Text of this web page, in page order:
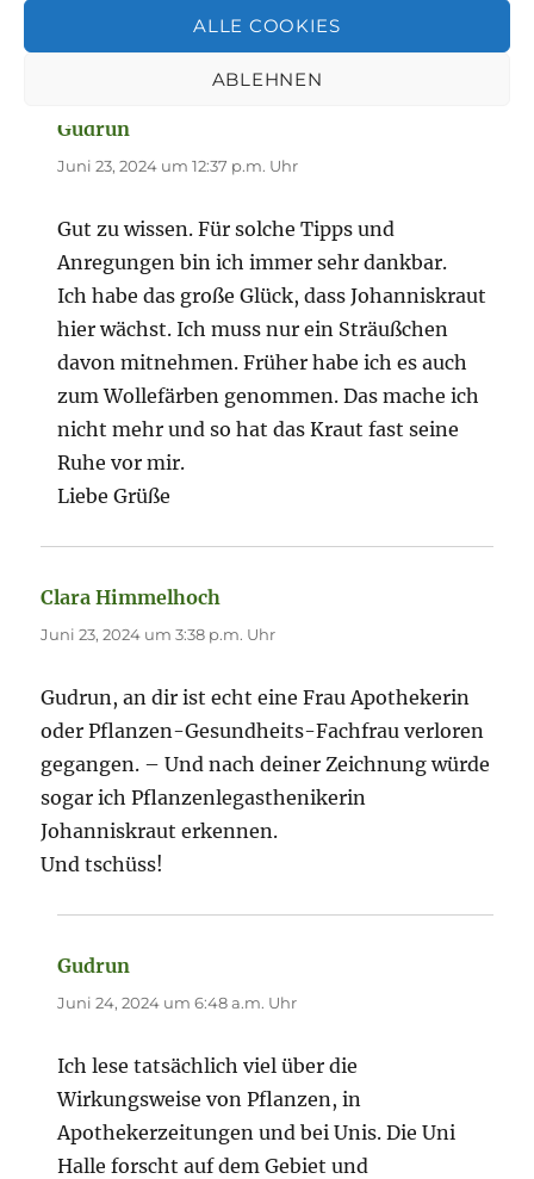
ALLE COOKIES
ABLEHNEN
mal so als Anregung. Alles Liebe
Gudrun
Juni 23, 2024 um 12:37 p.m. Uhr
Gut zu wissen. Für solche Tipps und
Anregungen bin ich immer sehr dankbar.
Ich habe das große Glück, dass Johanniskraut
hier wächst. Ich muss nur ein Sträußchen
davon mitnehmen. Früher habe ich es auch
zum Wollefärben genommen. Das mache ich
nicht mehr und so hat das Kraut fast seine
Ruhe vor mir.
Liebe Grüße
Clara Himmelhoch
Juni 23, 2024 um 3:38 p.m. Uhr
Gudrun, an dir ist echt eine Frau Apothekerin
oder Pflanzen-Gesundheits-Fachfrau verloren
gegangen. – Und nach deiner Zeichnung würde
sogar ich Pflanzenlegasthenikerin
Johanniskraut erkennen.
Und tschüss!
Gudrun
Juni 24, 2024 um 6:48 a.m. Uhr
Ich lese tatsächlich viel über die
Wirkungsweise von Pflanzen, in
Apothekerzeitungen und bei Unis. Die Uni
Halle forscht auf dem Gebiet und